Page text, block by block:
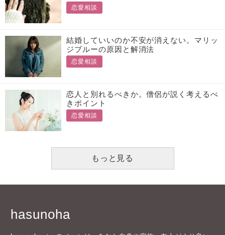
恋愛相談
結婚していいのか不安が消えない。マリッ
ジブルーの原因と解消法
恋愛相談
恋人と別れるべきか。僧侶が説く考えるべ
きポイント
恋愛相談
もっと見る
hasunoha